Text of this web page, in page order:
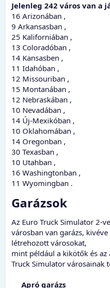
Jelenleg 242 város van a
16 Arizonában ,
9 Arkansasban ,
25 Kaliforniában ,
13 Coloradóban ,
14 Kansasben ,
11 Idahóban ,
12 Missouriban ,
15 Montanában ,
12 Nebraskában ,
10 Nevadában ,
14 Új-Mexikóban ,
10 Oklahomában ,
14 Oregonban ,
30 Texasban ,
10 Utahban ,
16 Washingtonban ,
11 Wyomingban .
Garázsok​
Az Euro Truck Simulator 2-
városban van garázs,
létrehozott városokat,
mint például a kikötők és
Truck Simulator városainak
Apró garázs